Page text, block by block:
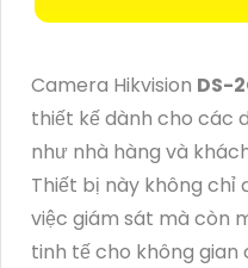
Camera Hikvision DS-
thiết kế dành cho các
như nhà hàng và
Thiết bị này không chỉ
việc giám sát mà còn
tinh tế cho không gian